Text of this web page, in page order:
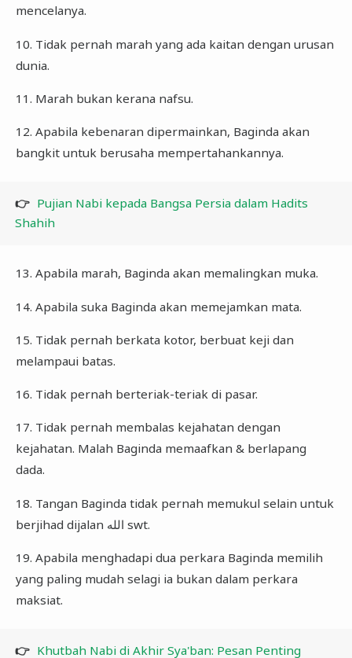
mencelanya.
10. Tidak pernah marah yang ada kaitan dengan urusan
dunia.
11. Marah bukan kerana nafsu.
12. Apabila kebenaran dipermainkan, Baginda akan
bangkit untuk berusaha mempertahankannya.
👉 Pujian Nabi kepada Bangsa Persia dalam Hadits
Shahih
13. Apabila marah, Baginda akan memalingkan muka.
14. Apabila suka Baginda akan memejamkan mata.
15. Tidak pernah berkata kotor, berbuat keji dan
melampaui batas.
16. Tidak pernah berteriak-teriak di pasar.
17. Tidak pernah membalas kejahatan dengan
kejahatan. Malah Baginda memaafkan & berlapang
dada.
18. Tangan Baginda tidak pernah memukul selain untuk
berjihad dijalan الله swt.
19. Apabila menghadapi dua perkara Baginda memilih
yang paling mudah selagi ia bukan dalam perkara
maksiat.
👉 Khutbah Nabi di Akhir Sya'ban: Pesan Penting